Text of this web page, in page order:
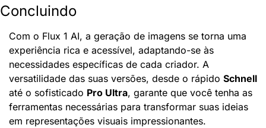
Concluindo
Com o Flux 1 AI, a geração de imagens se torna uma
experiência rica e acessível, adaptando-se às
necessidades específicas de cada criador. A
versatilidade das suas versões, desde o rápido Schnell
até o sofisticado Pro Ultra, garante que você tenha as
ferramentas necessárias para transformar suas ideias
em representações visuais impressionantes.